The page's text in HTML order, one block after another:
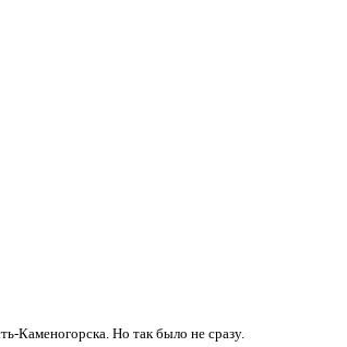
Каменогорска. Но так было не сразу.